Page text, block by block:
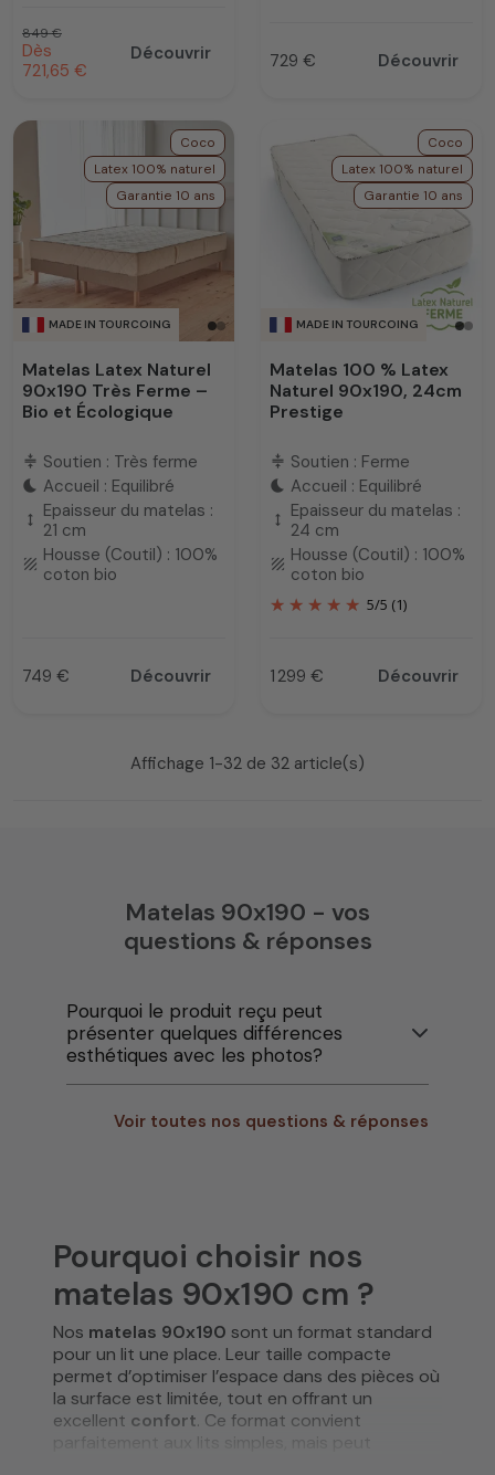
Prix habituel
849 €
Prix promotionnel
Dès
721,65 €
Découvrir
Prix
729 € Découvrir
MADE IN TOURCOING
Coco
Latex 100% naturel
Garantie 10 ans
Matelas Latex Naturel
90x190 Très Ferme –
Bio et Écologique
compress Soutien : Très ferme
bedtime Accueil : Equilibré
height
Epaisseur du matelas :
21 cm
texture Housse (Coutil) : 100%
coton bio
Prix
749 € Découvrir
MADE IN TOURCOING
Coco
Latex 100% naturel
Garantie 10 ans
Matelas 100 % Latex
Naturel 90x190, 24cm
Prestige
compress Soutien : Ferme
bedtime Accueil : Equilibré
height
Epaisseur du matelas :
24 cm
texture Housse (Coutil) : 100%
coton bio
5/5 (1)
Prix
1 299 € Découvrir
Affichage 1-32 de 32 article(s)
Matelas 90x190 - vos
questions & réponses
Pourquoi le produit reçu peut
présenter quelques différences
esthétiques avec les photos?
Voir toutes nos questions & réponses
Pourquoi choisir nos
matelas 90x190 cm ?
Nos matelas 90x190 sont un format standard
pour un lit une place. Leur taille compacte
permet d’optimiser l’espace dans des pièces où
la surface est limitée, tout en offrant un
excellent confort. Ce format convient
parfaitement aux lits simples, mais peut